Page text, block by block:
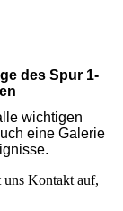
des Spur 1-
wichtigen
eine Galerie
uns Kontakt auf,